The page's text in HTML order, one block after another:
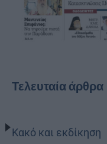
Τελευταία άρθρα
Κακό και εκδίκηση